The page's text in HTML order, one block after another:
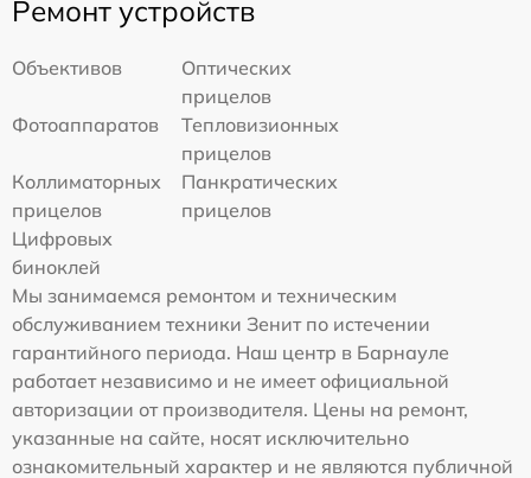
Ремонт устройств
Объективов
Оптических
прицелов
Фотоаппаратов
Тепловизионных
прицелов
Коллиматорных
прицелов
Панкратических
прицелов
Цифровых
биноклей
Мы занимаемся ремонтом и техническим
обслуживанием техники Зенит по истечении
гарантийного периода. Наш центр в Барнауле
работает независимо и не имеет официальной
авторизации от производителя. Цены на ремонт,
указанные на сайте, носят исключительно
ознакомительный характер и не являются публичной